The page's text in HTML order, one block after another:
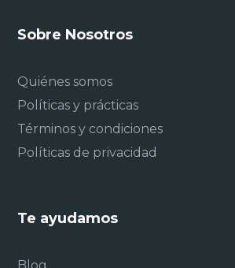
Sobre Nosotros
Quiénes somos
Políticas y prácticas
Términos y condiciones
Políticas de privacidad
Te ayudamos